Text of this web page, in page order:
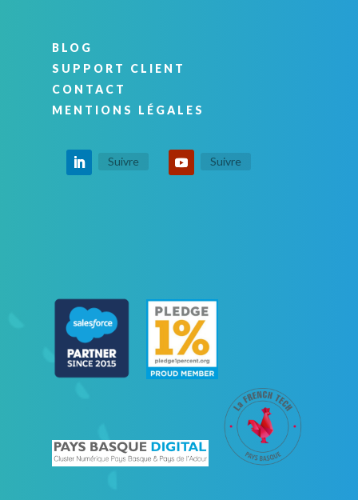
BLOG
SUPPORT CLIENT
CONTACT
MENTIONS LÉGALES
Suivre Suivre